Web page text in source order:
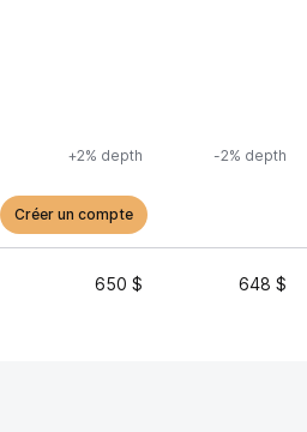
+2% depth -2% depth
Créer un compte
650 $ 648 $